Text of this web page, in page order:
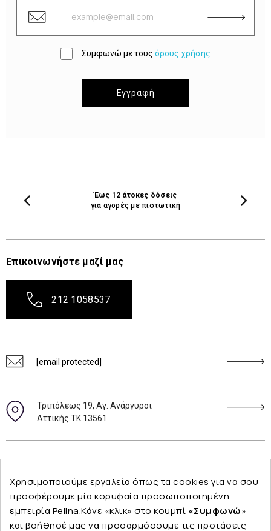
Συμφωνώ με τους όρους χρήσης
Εγγραφή
Έως 12 άτοκες δόσεις
για αγορές με πιστωτική
Επικοινωνήστε μαζί μας
212 1058537
[email protected]
Τριπόλεως 19, Αγ. Ανάργυροι
Αττικής ΤΚ 13561
Εταιρεία
Χρησιμοποιούμε εργαλεία όπως τα cookies για να σου
προσφέρουμε μία κορυφαία προσωποποιημένη
εμπειρία Pelina.Κάνε «κλικ» στο κουμπί «Συμφωνώ»
και βοήθησέ μας να προσαρμόσουμε τις προτάσεις